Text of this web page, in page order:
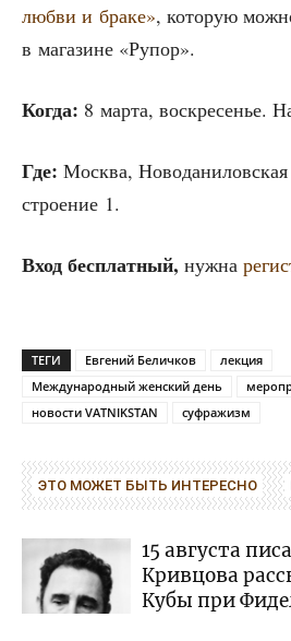
люб­ви и бра­ке», кото­рую
в мага­зине «Рупор».
Когда: 8 мар­та, вос­кре­се­нье.
Где: Москва,
стро­е­ние 1.
Вход бес­плат­ный, нуж­на
ТЕГИ Евгений Беличков
лекция
Международный женский день
новости VATNIKSTAN
суфражизм
ЭТО МОЖЕТ БЫТЬ ИНТЕРЕСНО
15 августа
Кривцова
Кубы при